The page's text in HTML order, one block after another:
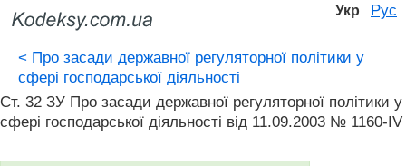
Укр Рус
< Про засади державної регуляторної політики у
сфері господарської діяльності
Ст. 32 ЗУ Про засади державної регуляторної політики у
сфері господарської діяльності від 11.09.2003 № 1160-IV